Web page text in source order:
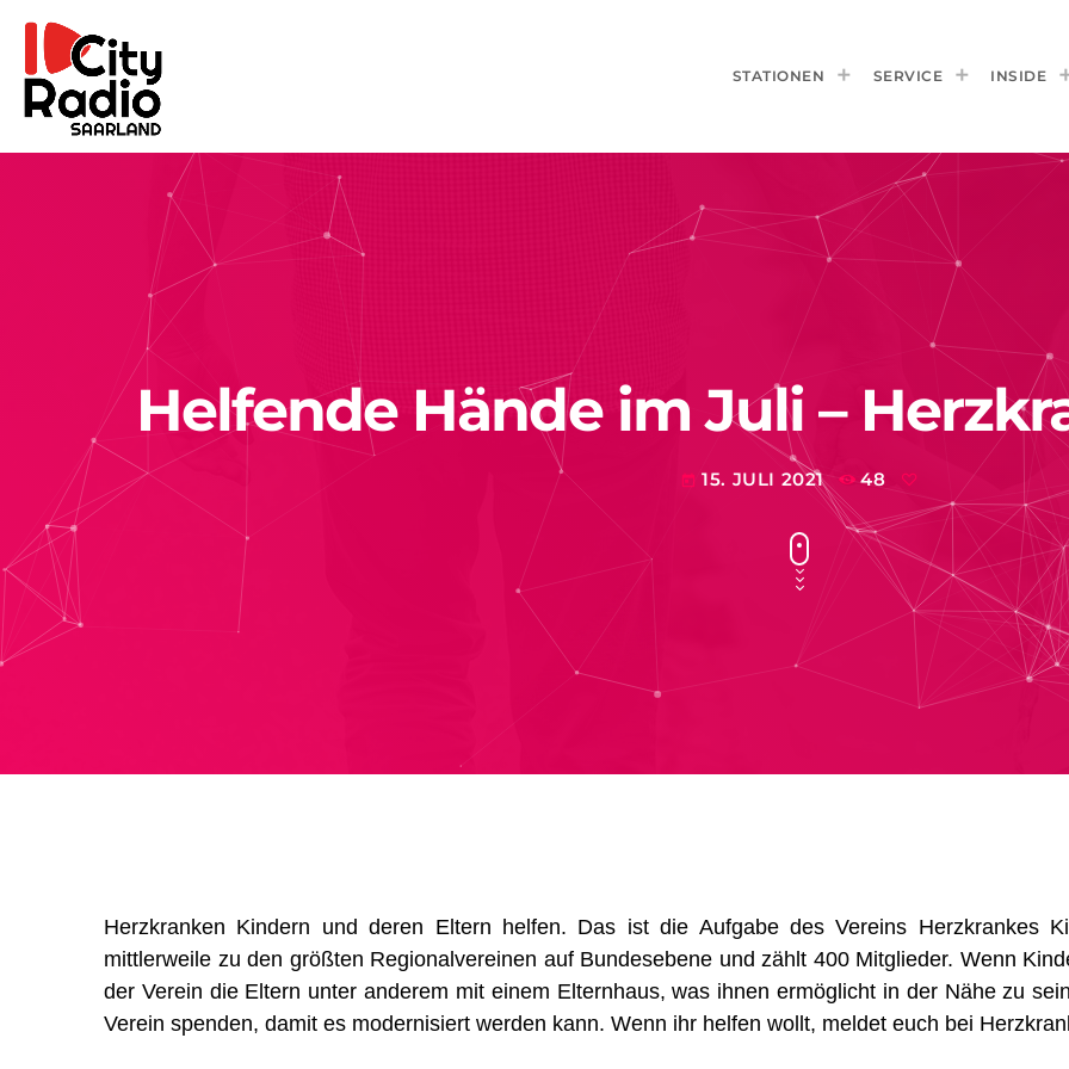
STATIONEN SERVICE INSIDE
Helfende Hände im Juli –
today 15. JULI 2021 48
Herzkranken Kindern und deren Eltern helfen. Das ist die Aufgabe des Vereins Herzkrankes
mittlerweile zu den größten Regionalvereinen auf Bundesebene und zählt 400 Mitglieder. Wenn
der Verein die Eltern unter anderem mit einem Elternhaus, was ihnen ermöglicht in der Nähe zu
Verein spenden, damit es modernisiert werden kann. Wenn ihr helfen wollt, meldet euch bei